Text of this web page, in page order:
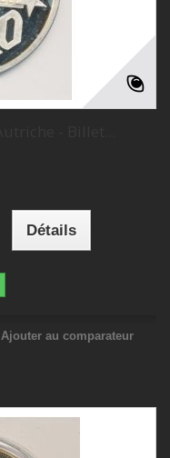
Détails
Ajouter au comparateur